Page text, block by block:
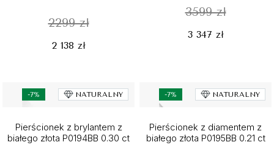
2299 zł
2 138 zł
3599 zł
3 347 zł
-7% NATURALNY
Pierścionek z brylantem z
białego złota P0194BB 0.30 ct
-7% NATURALNY
Pierścionek z diamentem z
białego złota P0195BB 0.21 ct